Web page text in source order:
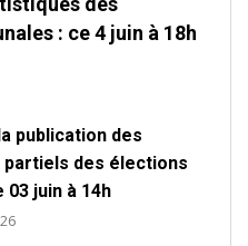
: ce 4 juin à 18h
publication des
des élections
03 juin à 14h